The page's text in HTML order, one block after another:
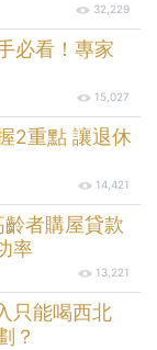
32,229
必看！專家
15,027
2重點 讓退休
14,421
者購屋貸款
率
13,221
只能喝西北
？